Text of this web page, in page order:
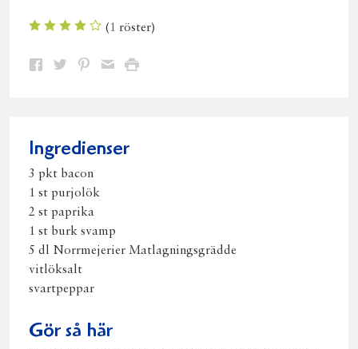
(1 röster)
Dela Dela Dela DelaSkriv
Ingredienser
3 pkt bacon
1 st purjolök
2 st paprika
1 st burk svamp
5 dl Norrmejerier Matlagningsgrädde
vitlöksalt
svartpeppar
Gör så här